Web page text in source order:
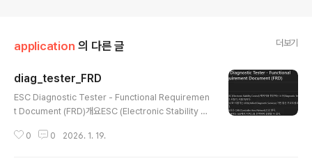
application 의 다른 글 더보기
diag_tester_FRD
ESC Diagnostic Tester - Functional Requiremen
t Document (FRD)개요ESC (Electronic Stability C
단 시험기, 시험기)이다.ESC와 시험기는 UDS(Unified D
0 0 2026. 1. 19.